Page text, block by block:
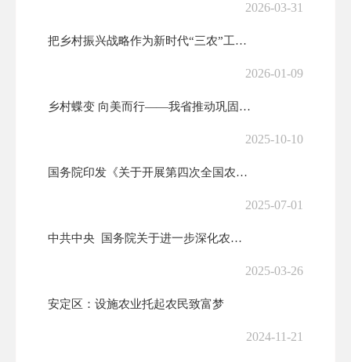
2026-03-31
把乡村振兴战略作为新时代“三农”工作总抓手习近平
2026-01-09
乡村蝶变 向美而行——我省推动巩固拓展脱贫攻坚成果同乡村振兴有效衔接...
2025-10-10
国务院印发《关于开展第四次全国农业普查的通知》
2025-07-01
中共中央 国务院关于进一步深化农村改革扎实推进乡村全面振兴的意见
2025-03-26
安定区：设施农业托起农民致富梦
2024-11-21